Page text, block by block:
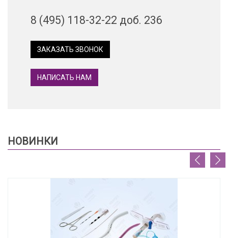
8 (495) 118-32-22 доб. 236
ЗАКАЗАТЬ ЗВОНОК
НАПИСАТЬ НАМ
НОВИНКИ